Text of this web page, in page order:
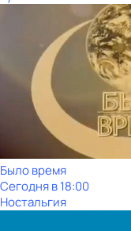
Было время
Сегодня в 18:00
Ностальгия